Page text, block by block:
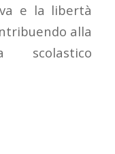
e la libertà
alla
scolastico